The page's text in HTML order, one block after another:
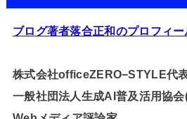
ブログ著者落合正和のプロフィー
株式会社officeZERO−STYLE代
一般社団法人生成AI普及活用協